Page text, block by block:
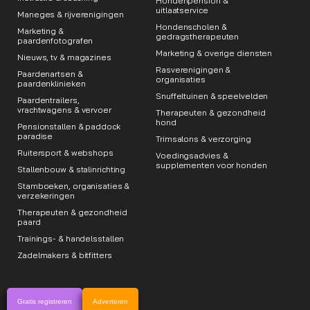
Maneges & rijverenigingen
Marketing &
paardenfotografen
Nieuws, tv & magazines
Paardenartsen &
paardenklinieken
Paardentrailers,
vrachtwagens & vervoer
Pensionstallen & paddock
paradise
Ruitersport & webshops
Stallenbouw & stalinrichting
Stamboeken, organisaties &
verzekeringen
Therapeuten & gezondheid
paard
Trainings- & handelsstallen
Zadelmakers & bitfitters
uitlaatservice
Hondenscholen &
gedragstherapeuten
Marketing & overige diensten
Rasverenigingen &
organisaties
Snuffeltuinen & speelvelden
Therapeuten & gezondheid
hond
Trimsalons & verzorging
Voedingsadvies &
supplementen voor honden
Gratis registreren Adverteren